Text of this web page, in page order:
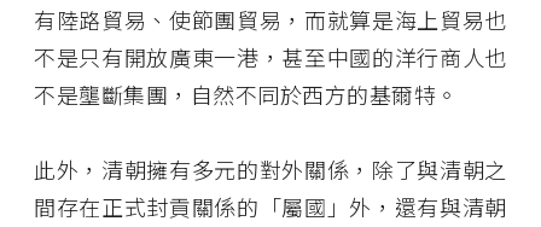
有陸路貿易、使節團貿易，而就算是海上貿易也
不是只有開放廣東一港，甚至中國的洋行商人也
不是壟斷集團，自然不同於西方的基爾特。
此外，清朝擁有多元的對外關係，除了與清朝之
間存在正式封貢關係的「屬國」外，還有與清朝